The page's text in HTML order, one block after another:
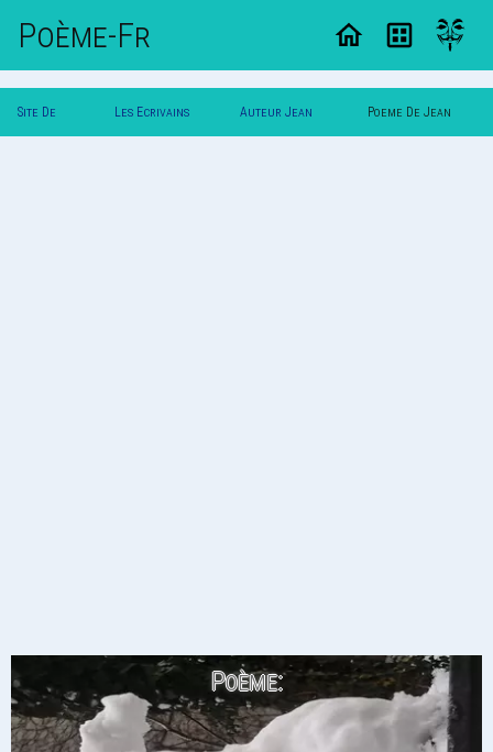
Poème-Fr
Site De Les Ecrivains Auteur Jean Poeme De Jean
Poème: